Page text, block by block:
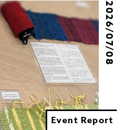
Event Report
2026/07/08